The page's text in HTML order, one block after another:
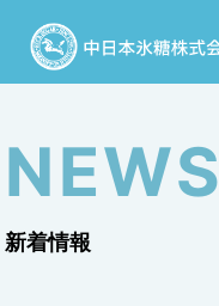
NEWS
新着情報